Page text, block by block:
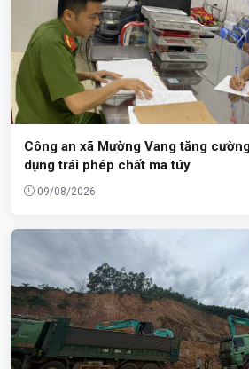
Công an xã Mường Vang tăng
dụng trái phép chất ma túy
09/08/2026